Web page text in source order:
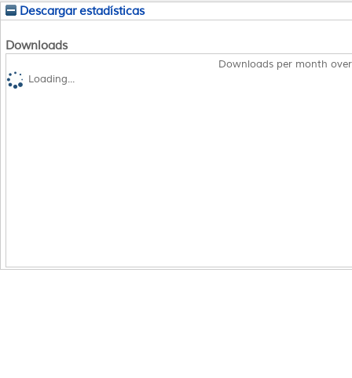
Descargar estadísticas
Downloads
Downloads per month
Loading...